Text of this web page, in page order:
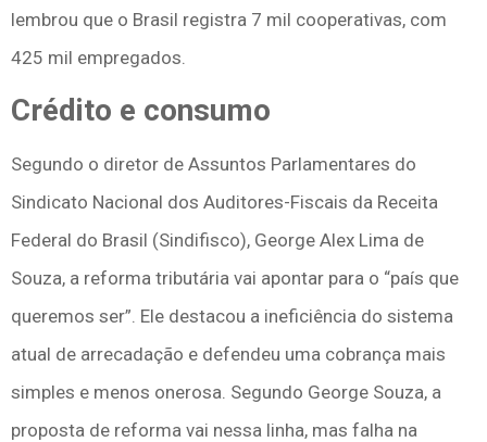
lembrou que o Brasil registra 7 mil cooperativas, com
425 mil empregados.
Crédito e consumo
Segundo o diretor de Assuntos Parlamentares do
Sindicato Nacional dos Auditores-Fiscais da Receita
Federal do Brasil (Sindifisco), George Alex Lima de
Souza, a reforma tributária vai apontar para o “país que
queremos ser”. Ele destacou a ineficiência do sistema
atual de arrecadação e defendeu uma cobrança mais
simples e menos onerosa. Segundo George Souza, a
proposta de reforma vai nessa linha, mas falha na